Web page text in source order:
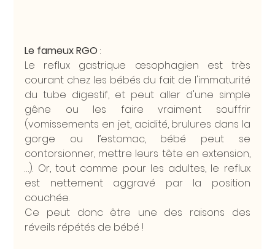
Le fameux RGO :
Le reflux gastrique œsophagien est très
courant chez les bébés du fait de l'immaturité
du tube digestif, et peut aller d'une simple
gêne ou les faire vraiment souffrir
(vomissements en jet, acidité, brulures dans la
gorge ou l’estomac, bébé peut se
contorsionner, mettre leurs tête en extension,
…). Or, tout comme pour les adultes, le reflux
est nettement aggravé par la position
couchée.
Ce peut donc être une des raisons des
réveils répétés de bébé !